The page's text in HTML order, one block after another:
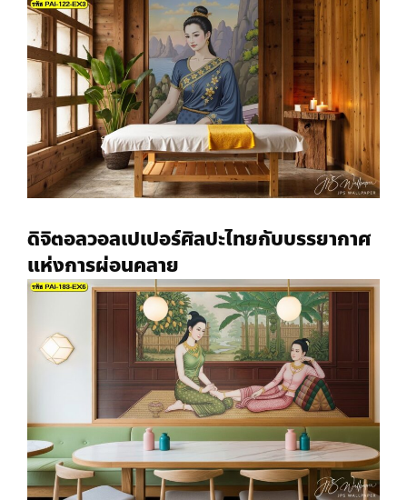
ดิจิตอลวอลเปเปอร์ศิลปะไทยกับบรรยากาศ
แห่งการผ่อนคลาย